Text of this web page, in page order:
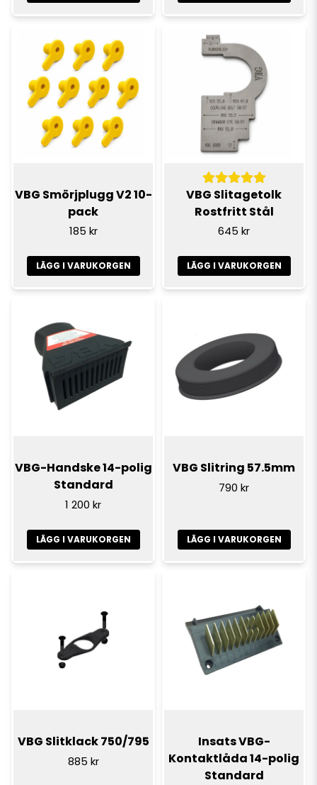
VBG Smörjplugg V2 10-
pack
185 kr
LÄGG I VARUKORGEN
VBG Slitagetolk
Rostfritt Stål
645 kr
LÄGG I VARUKORGEN
VBG-Handske 14-polig
Standard
1 200 kr
LÄGG I VARUKORGEN
VBG Slitring 57.5mm
790 kr
LÄGG I VARUKORGEN
VBG Slitklack 750/795
885 kr
Insats VBG-
Kontaktlåda 14-polig
Standard